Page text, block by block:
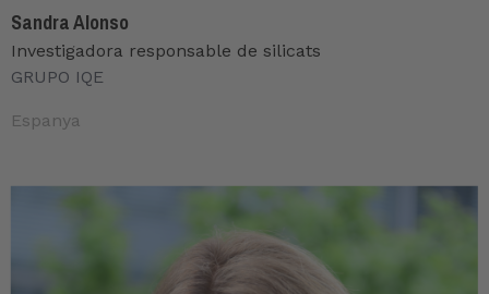
Sandra Alonso
Investigadora responsable de silicats
GRUPO IQE
Espanya